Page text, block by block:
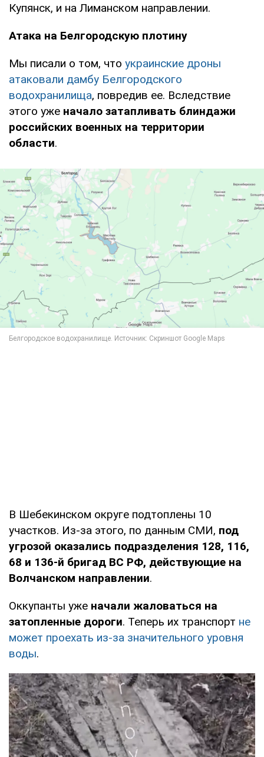
Купянск, и на Лиманском направлении.
Атака на Белгородскую плотину
Мы писали о том, что украинские дроны
атаковали дамбу Белгородского
водохранилища, повредив ее. Вследствие
этого уже начало затапливать блиндажи
российских военных на территории
области.
В Шебекинском округе подтоплены 10
участков. Из-за этого, по данным СМИ, под
угрозой оказались подразделения 128, 116,
68 и 136-й бригад ВС РФ, действующие на
Волчанском направлении.
Оккупанты уже начали жаловаться на
затопленные дороги. Теперь их транспорт не
может проехать из-за значительного уровня
воды.